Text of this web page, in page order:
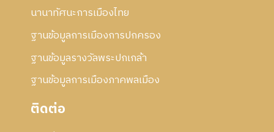
นานาทัศนะการเมืองไทย
ฐานข้อมูลการเมืองการปกครอง
ฐานข้อมูลรางวัลพระปกเกล้า
ฐานข้อมูลการเมืองภาคพลเมือง
ติดต่อ